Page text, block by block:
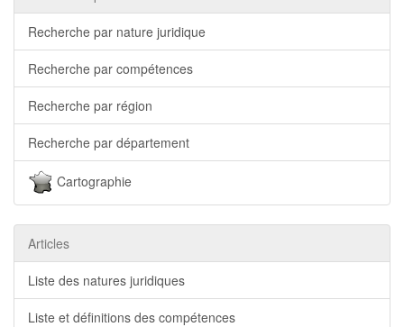
Recherche par nature juridique
Recherche par compétences
Recherche par région
Recherche par département
Cartographie
Articles
Liste des natures juridiques
Liste et définitions des compétences